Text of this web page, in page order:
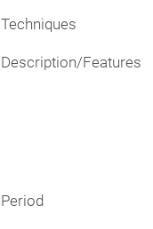
Techniques
Description/Features
Period